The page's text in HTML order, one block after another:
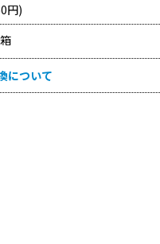
円)
箱
について